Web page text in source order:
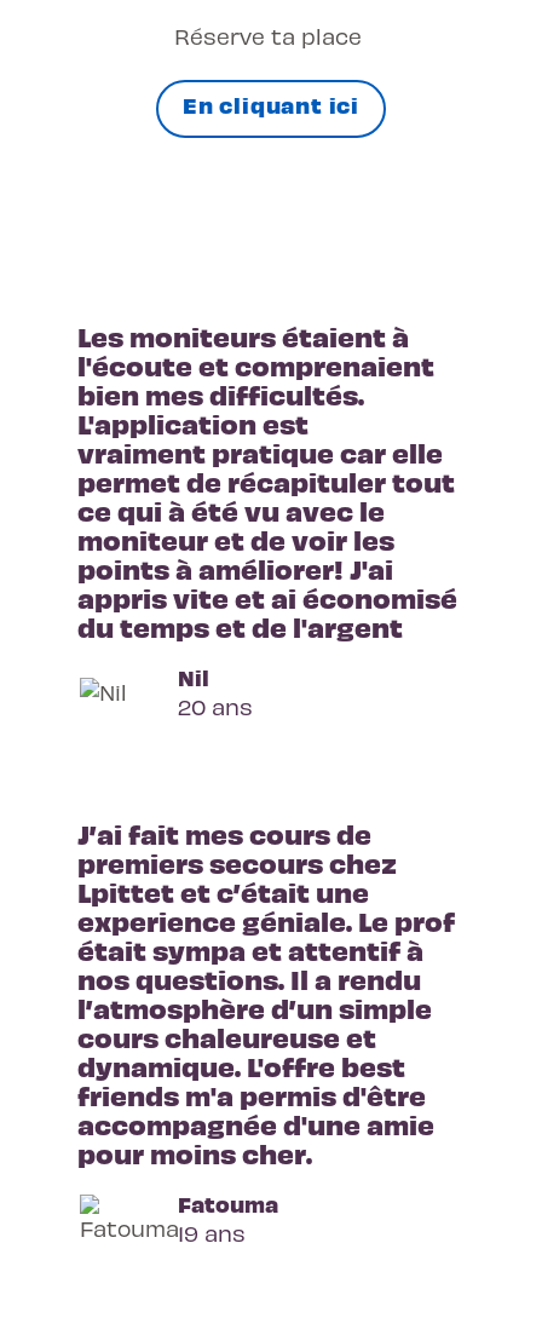
Réserve ta place
En cliquant ici
Les moniteurs étaient à
l'écoute et comprenaient
bien mes difficultés.
L'application est
vraiment pratique car elle
permet de récapituler tout
ce qui à été vu avec le
moniteur et de voir les
points à améliorer! J'ai
appris vite et ai économisé
du temps et de l'argent
Nil
20 ans
J’ai fait mes cours de
premiers secours chez
Lpittet et c’était une
experience géniale. Le prof
était sympa et attentif à
nos questions. Il a rendu
l’atmosphère d’un simple
cours chaleureuse et
dynamique. L'offre best
friends m'a permis d'être
accompagnée d'une amie
pour moins cher.
Fatouma
19 ans